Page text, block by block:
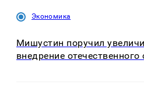
Экономика
Мишустин поручил
внедрение отечественного